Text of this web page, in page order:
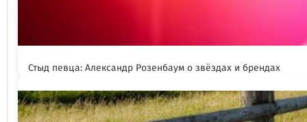
Стыд певца: Александр Розенбаум о звёздах и брендах